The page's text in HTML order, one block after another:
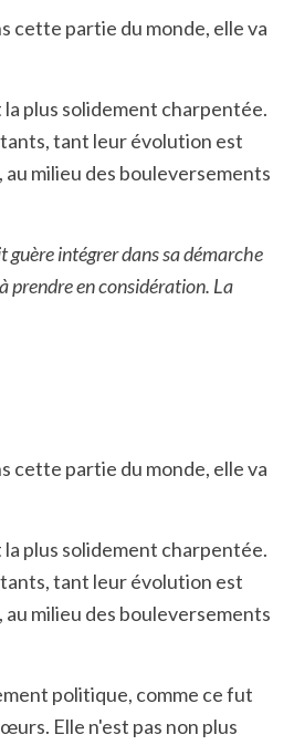
cette partie du monde, elle va
plus solidement charpentée.
tant leur évolution est
milieu des bouleversements
guère intégrer dans sa démarche
prendre en considération. La
cette partie du monde, elle va
plus solidement charpentée.
tant leur évolution est
milieu des bouleversements
politique, comme ce fut
Elle n'est pas non plus